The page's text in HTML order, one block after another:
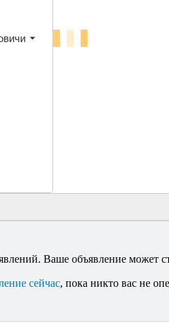
Ваше объявление может
сейчас, пока никто вас не